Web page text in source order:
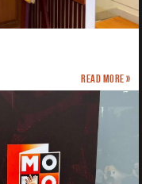
Read more »